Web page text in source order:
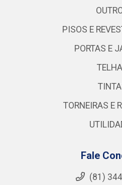
PISOS E
PORTAS E
TORNEIRAS E
Fale
(81)